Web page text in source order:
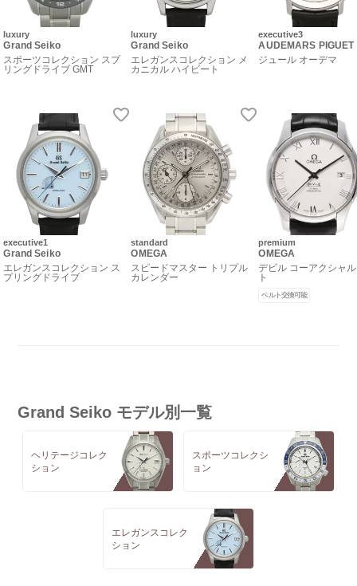
luxury
Grand Seiko
スポーツコレクション スプ
リングドライブ GMT
executive1
Grand Seiko
エレガンスコレクション ス
プリングドライブ
luxury
Grand Seiko
エレガンスコレクション メ
カニカル ハイビート
standard
OMEGA
スピードマスター トリプル
カレンダー
executive3
AUDEMARS PIGUET
ジュール オーデマ
premium
OMEGA
デビル コーアクシャ
ト
ベルト交換可能
Grand Seiko モデル別一覧
ヘリテージコレク
ション
スポーツコレクシ
ョン
エレガンスコレク
ション